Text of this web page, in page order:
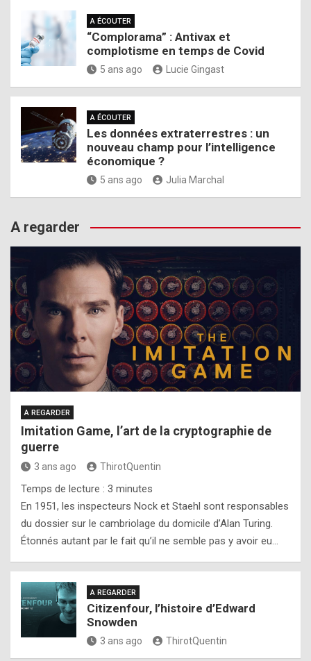
A ÉCOUTER
“Complorama” : Antivax et
complotisme en temps de Covid
5 ans ago Lucie Gingast
A ÉCOUTER
Les données extraterrestres : un
nouveau champ pour l’intelligence
économique ?
5 ans ago Julia Marchal
A regarder
A REGARDER
Imitation Game, l’art de la cryptographie de
guerre
3 ans ago ThirotQuentin
Temps de lecture : 3 minutes
En 1951, les inspecteurs Nock et Staehl sont responsables
du dossier sur le cambriolage du domicile d’Alan Turing.
Étonnés autant par le fait qu’il ne semble pas y avoir eu…
A REGARDER
Citizenfour, l’histoire d’Edward
Snowden
3 ans ago ThirotQuentin